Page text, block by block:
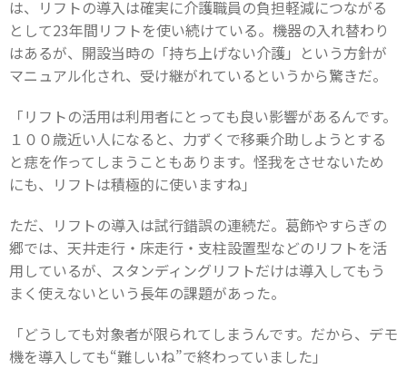
は、リフトの導入は確実に介護職員の負担軽減につながる
として23年間リフトを使い続けている。機器の入れ替わり
はあるが、開設当時の「持ち上げない介護」という方針が
マニュアル化され、受け継がれているというから驚きだ。
「リフトの活用は利用者にとっても良い影響があるんです。
１００歳近い人になると、力ずくで移乗介助しようとする
と痣を作ってしまうこともあります。怪我をさせないため
にも、リフトは積極的に使いますね」
ただ、リフトの導入は試行錯誤の連続だ。葛飾やすらぎの
郷では、天井走行・床走行・支柱設置型などのリフトを活
用しているが、スタンディングリフトだけは導入してもう
まく使えないという長年の課題があった。
「どうしても対象者が限られてしまうんです。だから、デモ
機を導入しても“難しいね”で終わっていました」